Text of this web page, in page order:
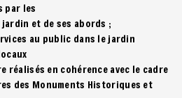
par les
et de ses abords ;
au public dans le jardin
réalisés en cohérence avec le cadre
des Monuments Historiques et